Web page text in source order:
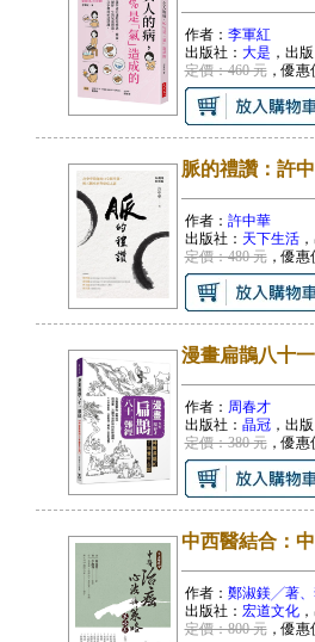
作者： 李軍紅
出版社： 大是 ，出
定價：460 元，優惠
脈的禮讚：許
作者： 許中華
出版社： 天下生活
定價：480 元，優惠
漫畫扁鵲八十
作者： 周春才
出版社： 晶冠，出
定價：380 元，優惠
中西醫結合：
作者： 鄭淑鎂╱著
出版社： 宏道文化
定價：800 元，優惠